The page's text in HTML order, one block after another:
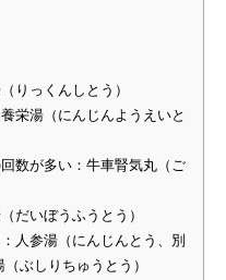
りっくんしとう）
栄湯（にんじんようえいと
数が多い：牛車腎気丸（ご
だいぼうふうとう）
人参湯（にんじんとう、別
ぶしりちゅうとう）